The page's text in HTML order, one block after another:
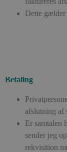
Dette gælder
Betaling
afslutning af
Er samtalen
sender jeg
rekvisition